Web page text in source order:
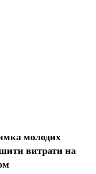
молодих
витрати на